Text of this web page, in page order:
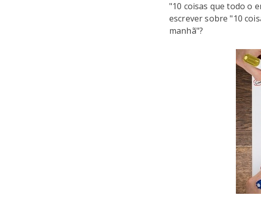
"10 coisas que todo o
escrever sobre "10
manhã"?